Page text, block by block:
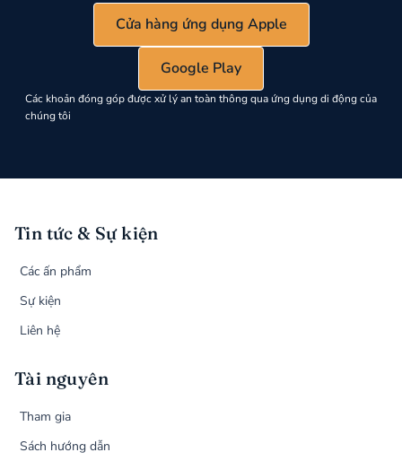
Cửa hàng ứng dụng Apple
Google Play
Các khoản đóng góp được xử lý an toàn thông qua ứng dụng di động của
chúng tôi
Tin tức & Sự kiện
Các ấn phẩm
Sự kiện
Liên hệ
Tài nguyên
Tham gia
Sách hướng dẫn